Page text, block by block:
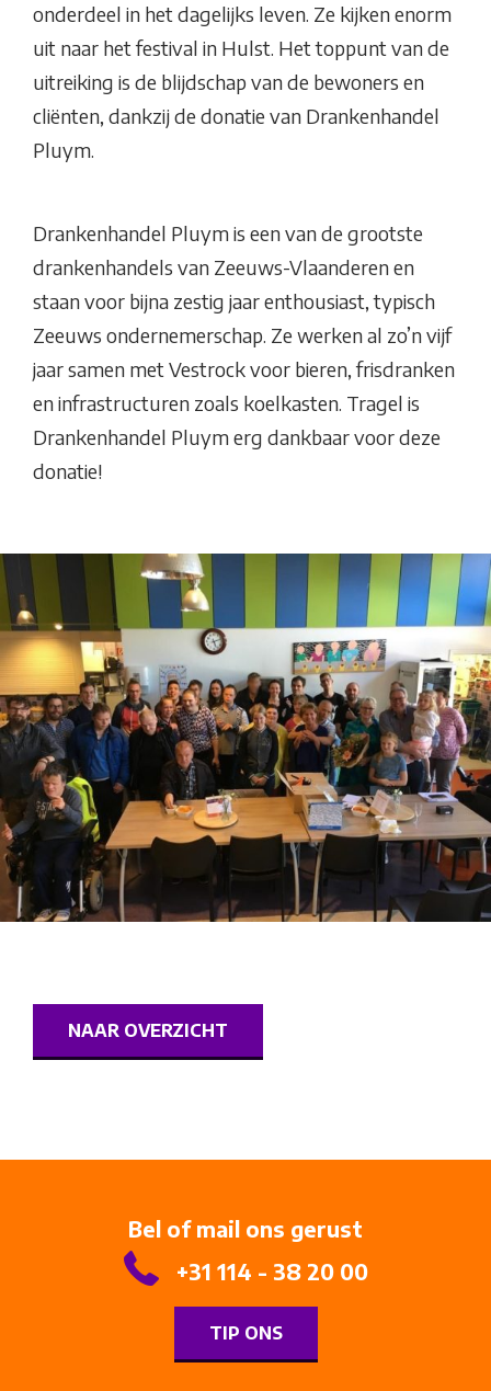
onderdeel in het dagelijks leven. Ze kijken enorm
uit naar het festival in Hulst. Het toppunt van de
uitreiking is de blijdschap van de bewoners en
cliënten, dankzij de donatie van Drankenhandel
Pluym.
Drankenhandel Pluym is een van de grootste
drankenhandels van Zeeuws-Vlaanderen en
staan voor bijna zestig jaar enthousiast, typisch
Zeeuws ondernemerschap. Ze werken al zo’n vijf
jaar samen met Vestrock voor bieren, frisdranken
en infrastructuren zoals koelkasten. Tragel is
Drankenhandel Pluym erg dankbaar voor deze
donatie!
NAAR OVERZICHT
Bel of mail ons gerust
+31 114 - 38 20 00
TIP ONS